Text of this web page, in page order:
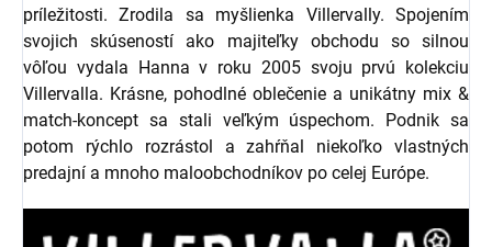
príležitosti. Zrodila sa myšlienka Villervally. Spojením
svojich skúseností ako majiteľky obchodu so silnou
vôľou vydala Hanna v roku 2005 svoju prvú kolekciu
Villervalla. Krásne, pohodlné oblečenie a unikátny mix &
match-koncept sa stali veľkým úspechom. Podnik sa
potom rýchlo rozrástol a zahŕňal niekoľko vlastných
predajní a mnoho maloobchodníkov po celej Európe.